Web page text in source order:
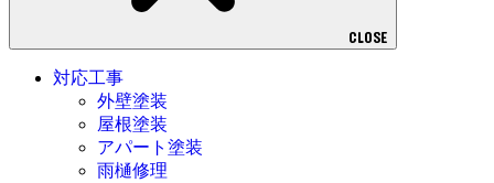
CLOSE
対応工事
外壁塗装
屋根塗装
アパート塗装
雨樋修理